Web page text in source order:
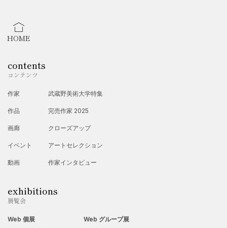
HOME
contents
コンテンツ
作家
作品
画廊
イベント
動画
武蔵野美術大学特集
完売作家 2025
クローズアップ
アートセレクション
作家インタビュー
exhibitions
展覧会
Web 個展
Web グループ展